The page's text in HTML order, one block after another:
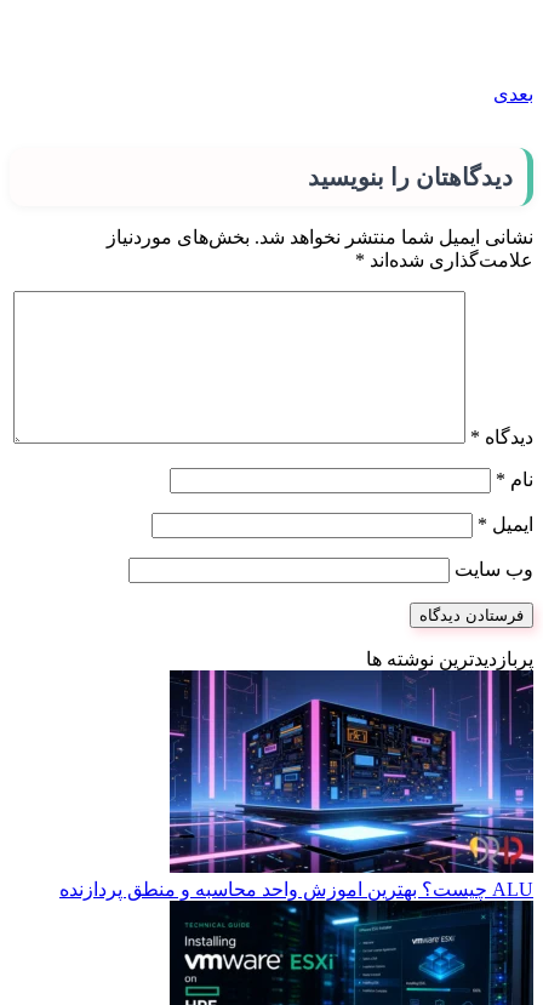
بعدی
دیدگاهتان را بنویسید
نشانی ایمیل شما منتشر نخواهد شد. بخش‌های موردنیاز
علامت‌گذاری شده‌اند *
دیدگاه *
نام *
ایمیل *
وب‌ سایت
پربازدیدترین نوشته ها
ALU چیست؟ بهترین اموزش واحد محاسبه و منطق پردازنده